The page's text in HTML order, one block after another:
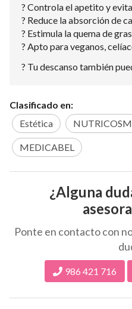
? Controla el apetito y
? Reduce la absorción de
? Estimula la quema de
? Apto para veganos,
? Tu descanso también
Clasificado en:
Estética
MEDICABEL
¿Alguna
Ponte en contacto con
986 421 716